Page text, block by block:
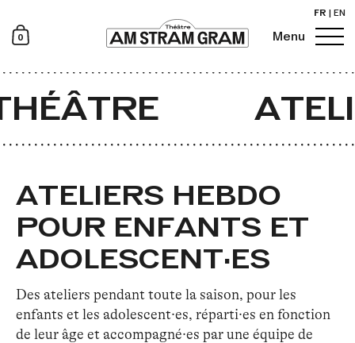
0 Newsletter Menu
FR EN
ATELIERS HEBDO
POUR ENFANTS ET
ADOLESCENT·ES
Des ateliers pendant toute la saison, pour les
enfants et les adolescent·es, réparti·es en fonction
de leur âge et accompagné·es par une équipe de